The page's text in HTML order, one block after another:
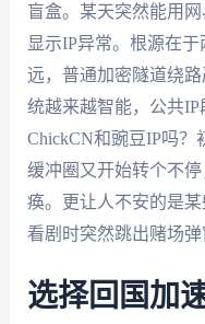
盲盒。某天突然能用
显示IP异常。根源在
远，普通加密隧道绕
统越来越智能，公共
ChickCN和豌豆IP吗
缓冲圈又开始转个不
痪。更让人不安的是某
看剧时突然跳出赌场弹
选择回国加